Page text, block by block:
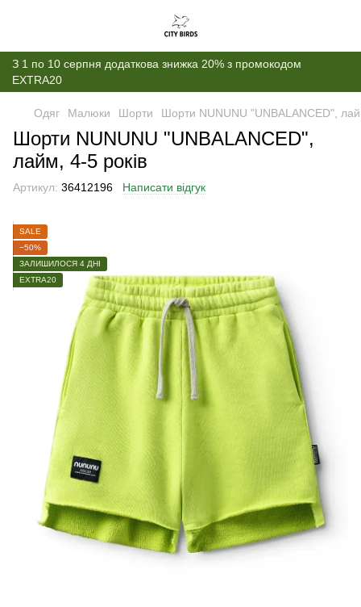
З 1 по 10 серпня додаткова знижка 20% з промокодом
EXTRA20
Одяг Малюки Шорти Шорти NUNUNU "UNBALANCED",
Шорти NUNUNU "UNBALANCED",
лайм, 4-5 років
Артикул: 36412196 Написати відгук
SALE
−50%
ЗАЛИШИЛОСЯ 4 ДНІ
EXTRA20